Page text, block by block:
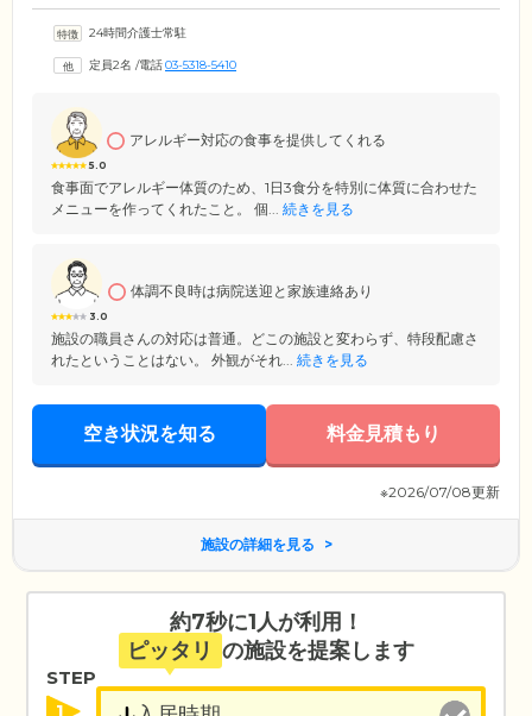
24時間介護士常駐
定員2名 /電話03-5318-5410
5.0
アレルギー対応の食事を提供してくれる
食事面でアレルギー体質のため、1日3食分を特別に体質に合わせた
メニューを作ってくれたこと。 個... 続きを見る
3.0
体調不良時は病院送迎と家族連絡あり
施設の職員さんの対応は普通。どこの施設と変わらず、特段配慮さ
れたということはない。 外観がそれ... 続きを見る
空き状況を知る 料金見積もり
※2026/07/08更新
施設の詳細を見る
約7秒に1人が利用！
ピッタリ の施設を提案します
STEP
1